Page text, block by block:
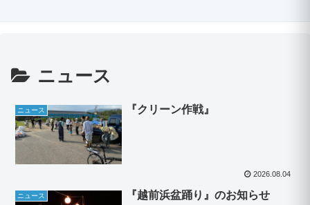
ニュース
ニュース 『クリーン作戦』
2026.08.04
ニュース 『越前浜盆踊り』のお知らせ